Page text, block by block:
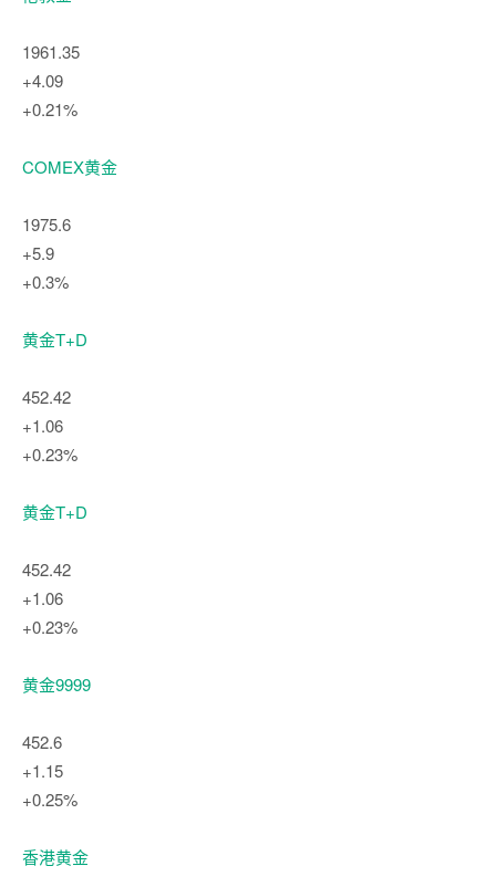
1961.35
+4.09
+0.21%
COMEX黄金
1975.6
+5.9
+0.3%
黄金T+D
452.42
+1.06
+0.23%
黄金T+D
452.42
+1.06
+0.23%
黄金9999
452.6
+1.15
+0.25%
香港黄金